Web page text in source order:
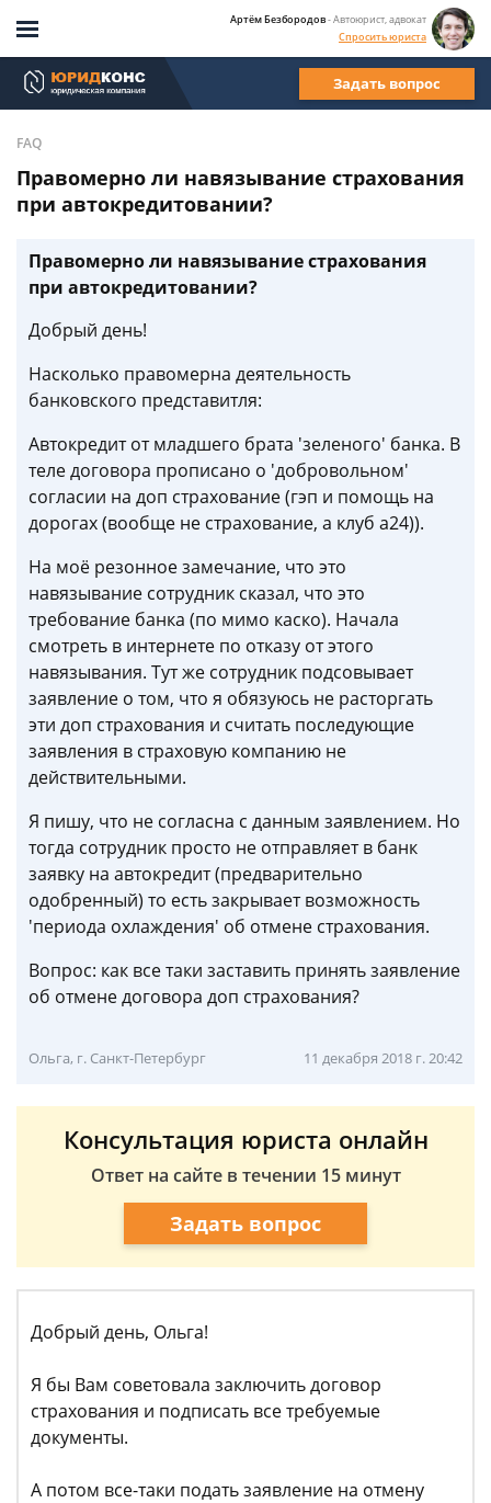
Артём Безбородов- Автоюрист, адвокат
Спросить юриста
Задать вопрос
FAQ
Правомерно ли навязывание страхования
при автокредитовании?
Правомерно ли навязывание страхования
при автокредитовании?
Добрый день!
Насколько правомерна деятельность
банковского представитля:
Автокредит от младшего брата 'зеленого' банка. В
теле договора прописано о 'добровольном'
согласии на доп страхование (гэп и помощь на
дорогах (вообще не страхование, а клуб а24)).
На моё резонное замечание, что это
навязывание сотрудник сказал, что это
требование банка (по мимо каско). Начала
смотреть в интернете по отказу от этого
навязывания. Тут же сотрудник подсовывает
заявление о том, что я обязуюсь не расторгать
эти доп страхования и считать последующие
заявления в страховую компанию не
действительными.
Я пишу, что не согласна с данным заявлением. Но
тогда сотрудник просто не отправляет в банк
заявку на автокредит (предварительно
одобренный) то есть закрывает возможность
'периода охлаждения' об отмене страхования.
Вопрос: как все таки заставить принять заявление
об отмене договора доп страхования?
Ольга, г. Санкт-Петербург 11 декабря 2018 г. 20:42
Консультация юриста онлайн
Ответ на сайте в течении 15 минут
Задать вопрос
Добрый день, Ольга!
Я бы Вам советовала заключить договор
страхования и подписать все требуемые
документы.
А потом все-таки подать заявление на отмену